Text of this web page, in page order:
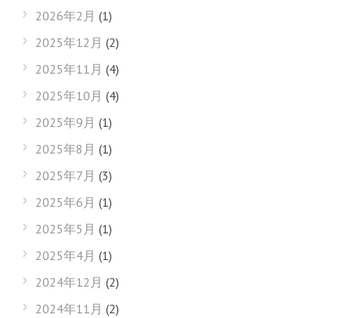
2026年2月 (1)
2025年12月 (2)
2025年11月 (4)
2025年10月 (4)
2025年9月 (1)
2025年8月 (1)
2025年7月 (3)
2025年6月 (1)
2025年5月 (1)
2025年4月 (1)
2024年12月 (2)
2024年11月 (2)